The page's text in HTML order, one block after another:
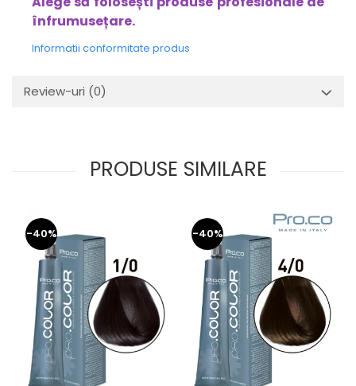
înfrumusețare.
Informatii conformitate produs
Review-uri (0)
PRODUSE SIMILARE
-40% -40%